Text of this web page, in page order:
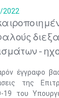
2022
-
έγγραφο
της
19 του